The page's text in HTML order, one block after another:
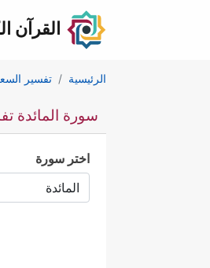
القرآن
الرئيسية تفسير
سورة المائدة
اختر سورة